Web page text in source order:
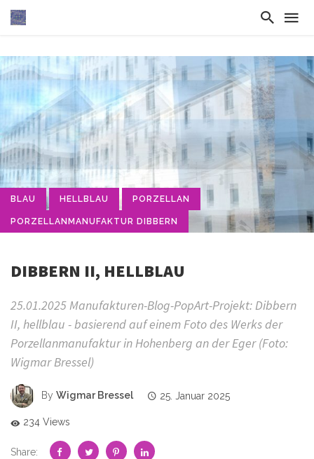
BLAU HELLBLAU PORZELLAN
PORZELLANMANUFAKTUR DIBBERN
DIBBERN II, HELLBLAU
25.01.2025 Manufakturen-Blog-PopArt-Projekt: Dibbern
II, hellblau - basierend auf einem Foto des Werks der
Porzellanmanufaktur in Hohenberg an der Eger (Foto:
Wigmar Bressel)
By Wigmar Bressel 25. Januar 2025
234 Views
Share: